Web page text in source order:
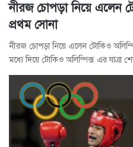
নীরজ চোপড়া নিয়ে এলেন
প্রথম সোনা
নীরজ চোপড়া নিয়ে এলেন টোকিও
মধ্যে দিয়ে টোকিও অলিম্পিক্স এর